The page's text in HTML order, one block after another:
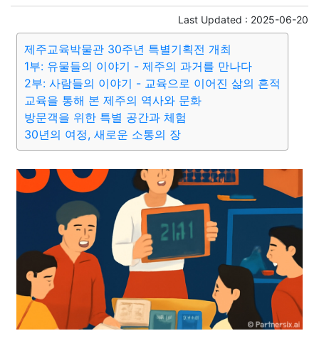
반려동물 패션 미용
증권 인테리어 요리 상품리뷰 원예
게임 스포츠 사진 대출 자동차 취미 여행
맛집 IT 컴퓨터 기술 종교
의료 의학 경제 마케팅 부동산 외국어 교육
생활 기타
Last Updated : 2025-06-20
제주교육박물관 30주년 특별기획전 개최
1부: 유물들의 이야기 - 제주의 과거를 만나다
2부: 사람들의 이야기 - 교육으로 이어진 삶의 흔적
교육을 통해 본 제주의 역사와 문화
방문객을 위한 특별 공간과 체험
30년의 여정, 새로운 소통의 장